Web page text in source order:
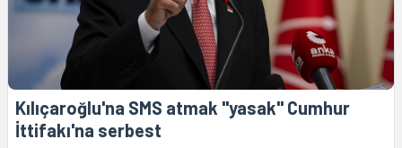
Kılıçaroğlu'na SMS atmak "yasak" Cumhur
İttifakı'na serbest